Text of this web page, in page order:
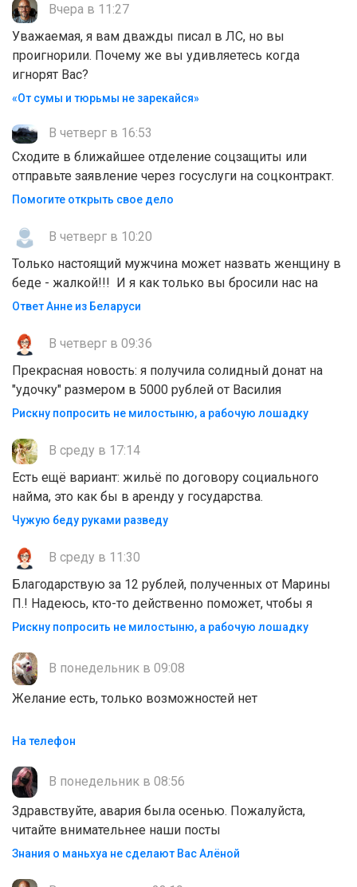
Вчера в 11:27
Уважаемая, я вам дважды писал в ЛС, но вы
проигнорили. Почему же вы удивляетесь когда
игнорят Вас?
«От сумы и тюрьмы не зарекайся»
В четверг в 16:53
Сходите в ближайшее отделение соцзащиты или
отправьте заявление через госуслуги на соцконтракт.
Помогите открыть свое дело
В четверг в 10:20
Только настоящий мужчина может назвать женщину в
беде - жалкой!!! И я как только вы бросили нас на
Ответ Анне из Беларуси
В четверг в 09:36
Прекрасная новость: я получила солидный донат на
"удочку" размером в 5000 рублей от Василия
Рискну попросить не милостыню, а рабочую лошадку
В среду в 17:14
Есть ещё вариант: жильё по договору социального
найма, это как бы в аренду у государства.
Чужую беду руками разведу
В среду в 11:30
Благодарствую за 12 рублей, полученных от Марины
П.! Надеюсь, кто-то действенно поможет, чтобы я
Рискну попросить не милостыню, а рабочую лошадку
В понедельник в 09:08
Желание есть, только возможностей нет
На телефон
В понедельник в 08:56
Здравствуйте, авария была осенью. Пожалуйста,
читайте внимательнее наши посты
Знания о маньхуа не сделают Вас Алëной